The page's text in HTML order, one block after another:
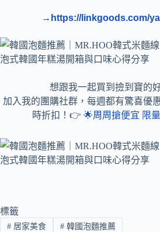
→https://linkgoods.com/
想跟我一起買到撿到寶的
加入我的團購社群，每週都有驚喜優
時折扣！👉🌟周周搶便宜 限
標籤
#居家美食 #韓國泡麵推薦